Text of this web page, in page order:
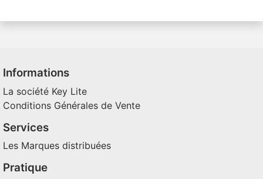
Informations
La société Key Lite
Conditions Générales de Vente
Services
Les Marques distribuées
Pratique